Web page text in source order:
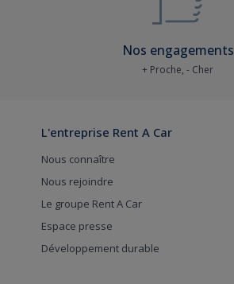
Nos engagements
+ Proche, - Cher
L'entreprise Rent A Car
Nous connaître
Nous rejoindre
Le groupe Rent A Car
Espace presse
Développement durable